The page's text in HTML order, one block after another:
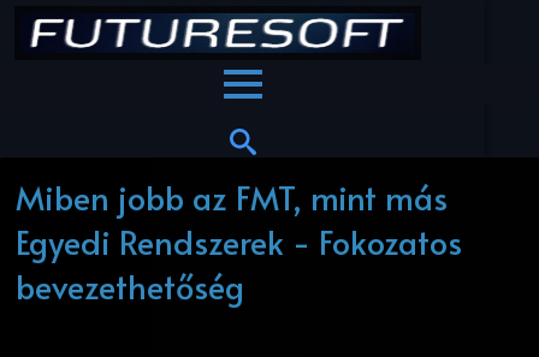
Miben jobb az FMT, mint más
Egyedi Rendszerek - Fokozatos
bevezethetőség